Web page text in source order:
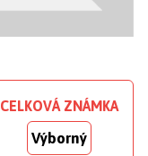
CELKOVÁ ZNÁMKA
Výborný